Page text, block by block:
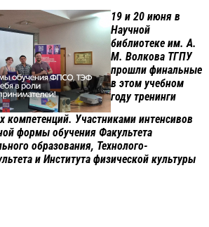
19 и 20 июня в
Научной
библиотеке им. А.
М. Волкова ТГПУ
прошли финальные
в этом учебном
году тренинги
компетенций. Участниками интенсивов
формы обучения Факультета
образования, Технолого-
и Института физической культуры